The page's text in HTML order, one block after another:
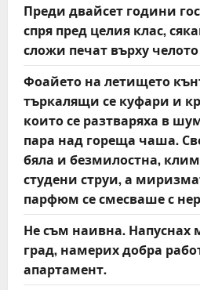
Преди двайсет години
спря пред целия клас,
сложи печат върху
Фоайето на летището
търкалящи се куфари и
които се разтваряха в
пара над гореща чаша.
бяла и безмилостна,
студени струи, а
парфюм се смесваше с
Не съм наивна. Напуснах
град, намерих добра
апартамент.